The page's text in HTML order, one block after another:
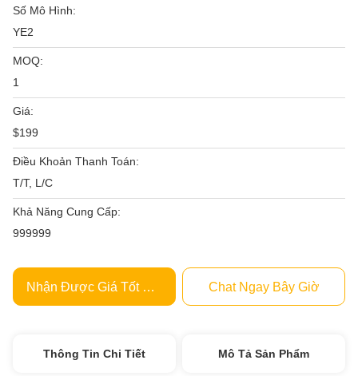
Số Mô Hình:
YE2
MOQ:
1
Giá:
$199
Điều Khoản Thanh Toán:
T/T, L/C
Khả Năng Cung Cấp:
999999
Nhận Được Giá Tốt Nhất Chat Ngay Bây Giờ
Thông Tin Chi Tiết Mô Tả Sản Phẩm